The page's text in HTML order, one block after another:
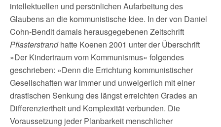
intellektuellen und persönlichen Aufarbeitung des
Glaubens an die kommunistische Idee. In der von Daniel
Cohn-Bendit damals herausgegebenen Zeitschrift
Pflasterstrandhatte Koenen 2001 unter der Überschrift
»Der Kindertraum vom Kommunismus« folgendes
geschrieben: »Denn die Errichtung kommunistischer
Gesellschaften war immer und unweigerlich mit einer
drastischen Senkung des längst erreichten Grades an
Differenziertheit und Komplexität verbunden. Die
Voraussetzung jeder Planbarkeit menschlicher